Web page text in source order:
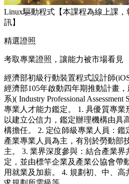
Linux驅動程式【本課程為線上課
訊】
精選證照
考取專業證照，讓能力被市場看見
經濟部初級行動裝置程式設計師
經濟部105年啟動四年期推動計畫
系)( Industry Professional
專業人才能力鑑定。 1. 具優質專
以建立公信力，鑑定辦理機構由具
構擔任。 2. 定位師級專業人員：
產業專業人員為主，有別於勞動部
主。 3. 業界深度參與：結合產業
定，並由標竿企業及產業公協會帶
用就業及加薪。 4. 規劃初、中、